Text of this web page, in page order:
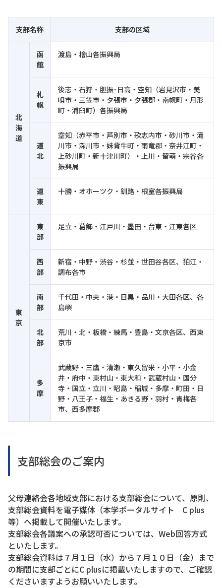
支部名称 支部の区域
北
海
道
函
館
渡島・檜山各振興局
札
幌
後志・石狩・胆振･日高・空知（岩見沢市・美
唄市・三笠市・夕張市・夕張郡・南幌町・月形
町・浦臼町）各振興局
道
北
空知（赤平市・芦別市・歌志内市・砂川市・滝
川市・深川市・妹背牛町・雨竜郡・奈井江町・
上砂川町・新十津川町）・上川・留萌・宗谷各
振興局
道
東
十勝・オホーツク・釧路・根室各振興局
東
京
東
部
足立・葛飾・江戸川・墨田・台東・江東各区
西
部
新宿・中野・渋谷・杉並・世田谷各区、狛江・
調布各市
南
部
千代田・中央・港・目黒・品川・大田各区、各
島嶼
北
部
荒川・北・板橋・練馬・豊島・文京各区、西東
京市
多
摩
武蔵野・三鷹・清瀬・東久留米・小平・小金
井・府中・東村山・東大和・武蔵村山・国分
寺・国立・立川・昭島・稲城・多摩・町田・日
野・八王子・福生・あきる野・羽村・青梅各
市、西多摩郡
支部総会のご案内
父母連絡会各地域支部における支部総会について、原則、
支部総会資料を電子媒体（本学ポータルサイト C plus
等）へ掲載して開催いたします。
支部総会各議案への承認可否については、Web回答方式
といたします。
支部総会資料は７月１日（水）から７月１０日（金）まで
の期間に支部ごとにC plusに掲載いたしますので、ご確認
くださいますようお願いいたします。